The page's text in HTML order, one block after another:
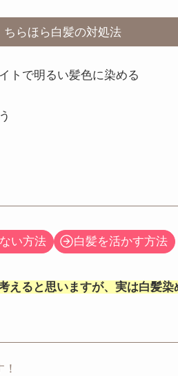
ちらほら白髪の対処法
トで明るい髪色に染める
い方法 白髪を活かす方法
えると思いますが、実は白髪